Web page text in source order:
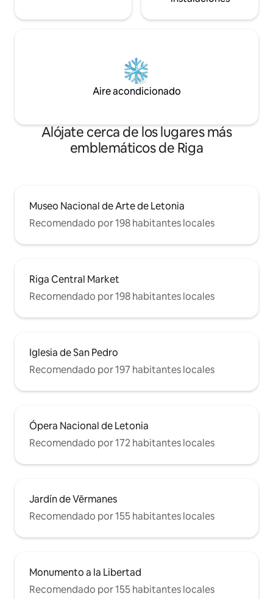
Aire acondicionado
Alójate cerca de los lugares más
emblemáticos de Riga
Museo Nacional de Arte de Letonia
Recomendado por 198 habitantes locales
Riga Central Market
Recomendado por 198 habitantes locales
Iglesia de San Pedro
Recomendado por 197 habitantes locales
Ópera Nacional de Letonia
Recomendado por 172 habitantes locales
Jardín de Vērmanes
Recomendado por 155 habitantes locales
Monumento a la Libertad
Recomendado por 155 habitantes locales